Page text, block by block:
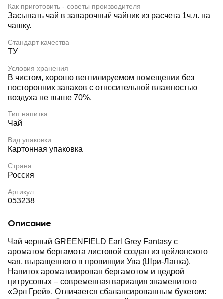
Как приготовить - советы производителя
Засыпать чай в заварочный чайник из расчета 1ч.л. на
чашку.
Стандарт качества
ТУ
Условия хранения
В чистом, хорошо вентилируемом помещении без
посторонних запахов с относительной влажностью
воздуха не выше 70%.
Тип напитка
Чай
Вид упаковки
Картонная упаковка
Страна
Россия
Артикул
053238
Описание
Чай черный GREENFIELD Earl Grey Fantasy с
ароматом бергамота листовой создан из цейлонского
чая, выращенного в провинции Ува (Шри-Ланка).
Напиток ароматизирован бергамотом и цедрой
цитрусовых – современная вариация знаменитого
«Эрл Грей». Отличается сбалансированным букетом: